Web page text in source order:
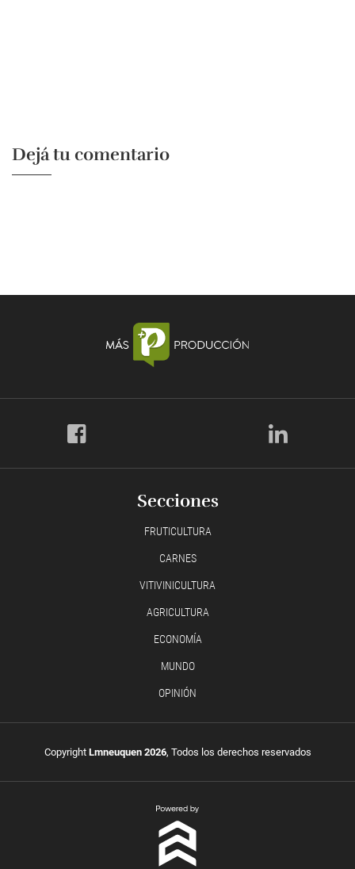
Dejá tu comentario
Secciones
FRUTICULTURA
CARNES
VITIVINICULTURA
AGRICULTURA
ECONOMÍA
MUNDO
OPINIÓN
Copyright Lmneuquen 2026, Todos los derechos reservados